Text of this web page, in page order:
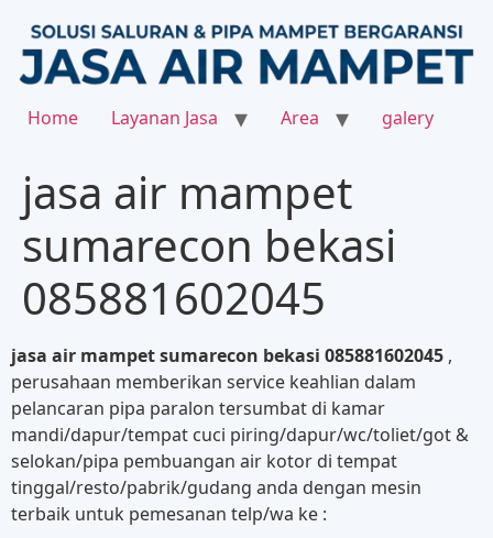
Home Layanan Jasa Area galery
jasa air mampet
sumarecon bekasi
085881602045
jasa air mampet sumarecon bekasi 085881602045 ,
perusahaan memberikan service keahlian dalam
pelancaran pipa paralon tersumbat di kamar
mandi/dapur/tempat cuci piring/dapur/wc/toliet/got &
selokan/pipa pembuangan air kotor di tempat
tinggal/resto/pabrik/gudang anda dengan mesin
terbaik untuk pemesanan telp/wa ke :